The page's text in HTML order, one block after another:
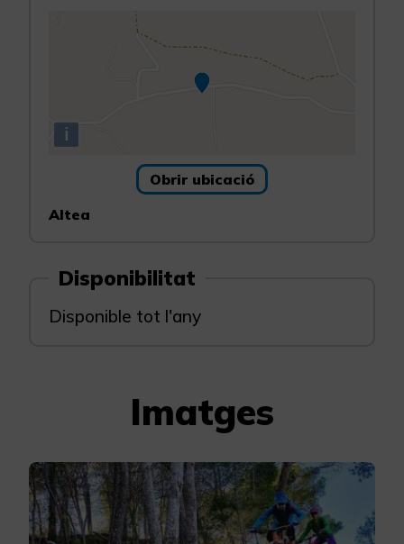
i
Obrir ubicació
Altea
Disponibilitat
Disponible tot l'any
Imatges